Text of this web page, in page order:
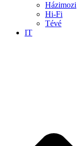
Házimozi
Hi-Fi
Tévé
IT